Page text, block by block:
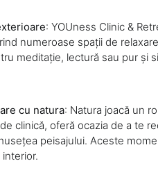
: YOUness Clinic &
numeroase spații de
meditație, lectură sau pur și
cu natura: Natura joacă un
clinică, oferă ocazia de a te
peisajului. Aceste